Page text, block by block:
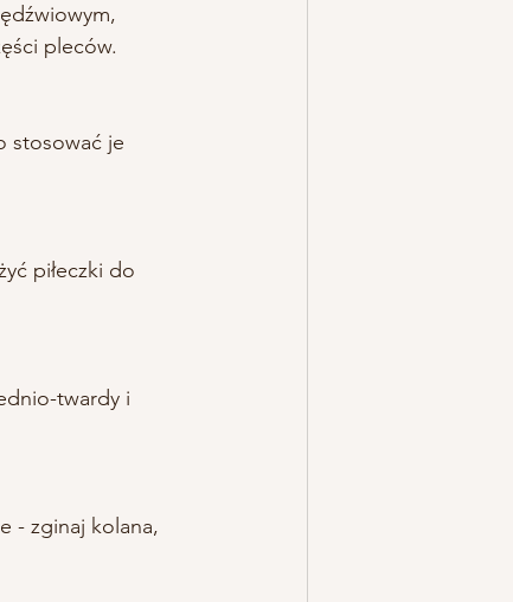
pleców.
stosować je
piłeczki do
twardy i
- zginaj kolana,